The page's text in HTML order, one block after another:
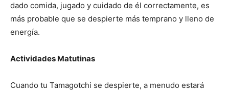
dado comida, jugado y cuidado de él correctamente, es
más probable que se despierte más temprano y lleno de
energía.
Actividades Matutinas
Cuando tu Tamagotchi se despierte, a menudo estará